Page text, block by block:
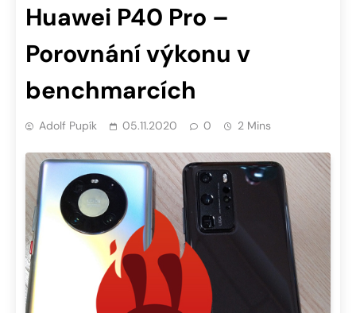
Huawei P40 Pro –
Porovnání výkonu v
benchmarcích
Adolf Pupík 05.11.2020 0 2 Mins